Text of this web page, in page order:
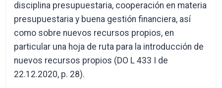
disciplina presupuestaria, cooperación en materia
presupuestaria y buena gestión financiera, así
como sobre nuevos recursos propios, en
particular una hoja de ruta para la introducción de
nuevos recursos propios (DO L 433 I de
22.12.2020, p. 28).